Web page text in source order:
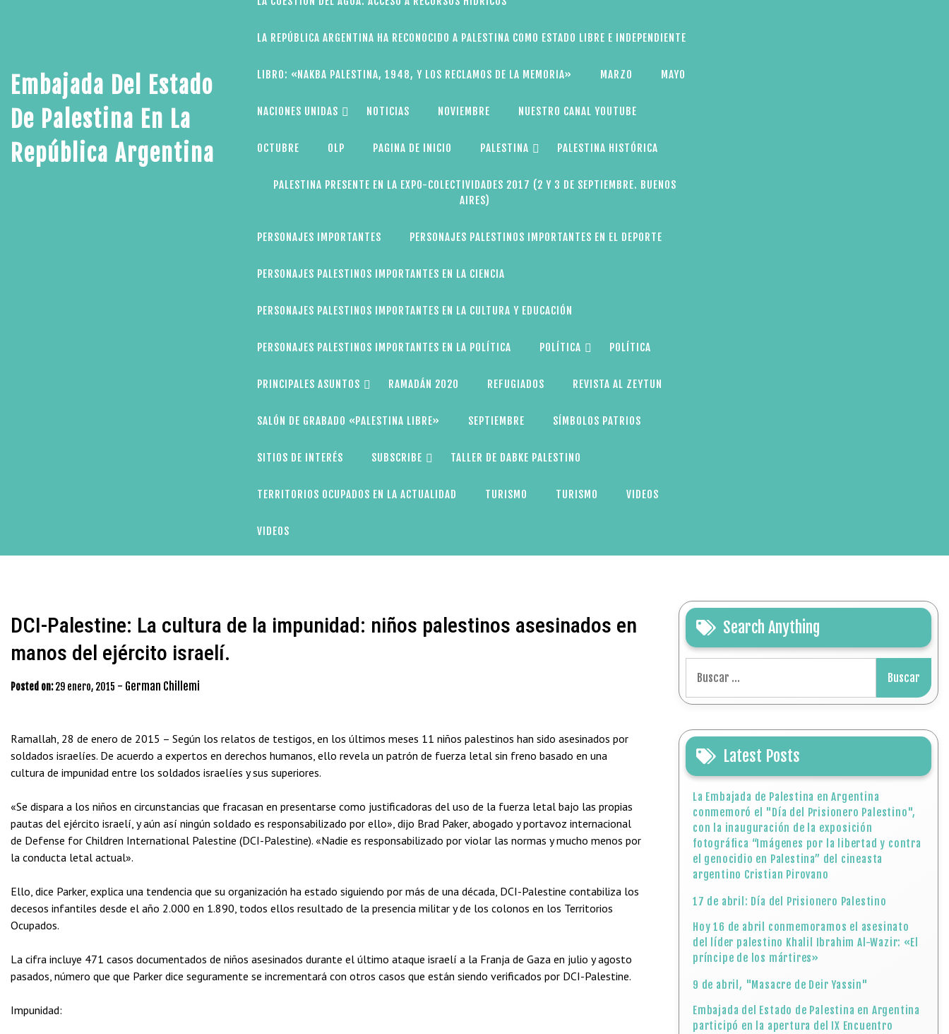
Embajada Del Estado
De Palestina En La
República Argentina
LA REPÚBLICA ARGENTINA HA RECONOCIDO A PALESTINA COMO ESTADO LIBRE E INDEPENDIENTE
LIBRO: «NAKBA PALESTINA, 1948, Y LOS RECLAMOS DE LA MEMORIA» MARZO MAYO
NACIONES UNIDAS NOTICIAS NOVIEMBRE NUESTRO CANAL YOUTUBE
OCTUBRE OLP PAGINA DE INICIO PALESTINA PALESTINA HISTÓRICA
PALESTINA PRESENTE EN LA EXPO-COLECTIVIDADES 2017 (2 Y 3 DE SEPTIEMBRE. BUENOS
AIRES)
PERSONAJES IMPORTANTES PERSONAJES PALESTINOS IMPORTANTES EN EL DEPORTE
PERSONAJES PALESTINOS IMPORTANTES EN LA CIENCIA
PERSONAJES PALESTINOS IMPORTANTES EN LA CULTURA Y EDUCACIÓN
PERSONAJES PALESTINOS IMPORTANTES EN LA POLÍTICA POLÍTICA POLÍTICA
PRINCIPALES ASUNTOS RAMADÁN 2020 REFUGIADOS REVISTA AL ZEYTUN
SALÓN DE GRABADO «PALESTINA LIBRE» SEPTIEMBRE SÍMBOLOS PATRIOS
SITIOS DE INTERÉS SUBSCRIBE TALLER DE DABKE PALESTINO
TERRITORIOS OCUPADOS EN LA ACTUALIDAD TURISMO TURISMO VIDEOS
VIDEOS
DCI-Palestine: La cultura de la impunidad: niños palestinos asesinados en
manos del ejército israelí.
Posted on: 29 enero, 2015 - German Chillemi
Ramallah, 28 de enero de 2015 – Según los relatos de testigos, en los últimos meses 11 niños palestinos han sido asesinados por
soldados israelíes. De acuerdo a expertos en derechos humanos, ello revela un patrón de fuerza letal sin freno basado en una
cultura de impunidad entre los soldados israelíes y sus superiores.
«Se dispara a los niños en circunstancias que fracasan en presentarse como justificadoras del uso de la fuerza letal bajo las propias
pautas del ejército israelí, y aún así ningún soldado es responsabilizado por ello», dijo Brad Paker, abogado y portavoz internacional
de Defense for Children International Palestine (DCI-Palestine). «Nadie es responsabilizado por violar las normas y mucho menos por
la conducta letal actual».
Ello, dice Parker, explica una tendencia que su organización ha estado siguiendo por más de una década, DCI-Palestine contabiliza los
decesos infantiles desde el año 2.000 en 1.890, todos ellos resultado de la presencia militar y de los colonos en los Territorios
Ocupados.
La cifra incluye 471 casos documentados de niños asesinados durante el último ataque israelí a la Franja de Gaza en julio y agosto
pasados, número que que Parker dice seguramente se incrementará con otros casos que están siendo verificados por DCI-Palestine.
Impunidad:
Search Anything
Latest Posts
La Embajada de Palestina en Argentina
conmemoró el "Día del Prisionero Palestino",
con la inauguración de la exposición
fotográfica “Imágenes por la libertad y contra
el genocidio en Palestina” del cineasta
argentino Cristian Pirovano
17 de abril: Día del Prisionero Palestino
Hoy 16 de abril conmemoramos el asesinato
del líder palestino Khalil Ibrahim Al-Wazir: «El
príncipe de los mártires»
9 de abril, "Masacre de Deir Yassin"
Embajada del Estado de Palestina en Argentina
participó en la apertura del IX Encuentro